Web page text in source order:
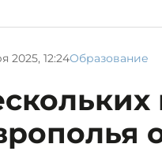
2025, 12:24Образование